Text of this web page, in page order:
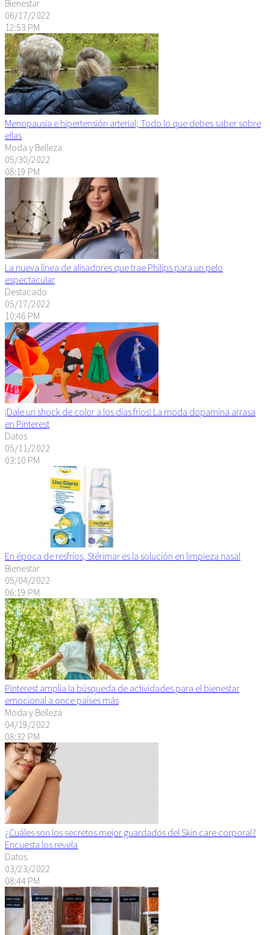
Bienestar
06/17/2022
12:53 PM
Menopausia e hipertensión arterial; Todo lo que debes saber sobre
ellas
Moda y Belleza
05/30/2022
08:19 PM
La nueva línea de alisadores que trae Philips para un pelo
espectacular
Destacado
05/17/2022
10:46 PM
¡Dale un shock de color a los días fríos! La moda dopamina arrasa
en Pinterest
Datos
05/11/2022
03:10 PM
En época de resfríos, Stérimar es la solución en limpieza nasal
Bienestar
05/04/2022
06:19 PM
Pinterest amplía la búsqueda de actividades para el bienestar
emocional a once países más
Moda y Belleza
04/19/2022
08:32 PM
¿Cuáles son los secretos mejor guardados del Skin care corporal?
Encuesta los revela
Datos
03/23/2022
08:44 PM